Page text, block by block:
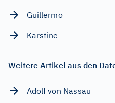
Guillermo
Karstine
Weitere Artikel aus den
Adolf von Nassau